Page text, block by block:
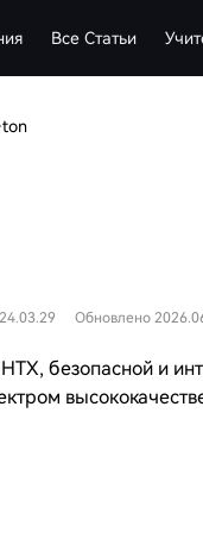
Все Статьи
ton
Обновлено
безопасной и